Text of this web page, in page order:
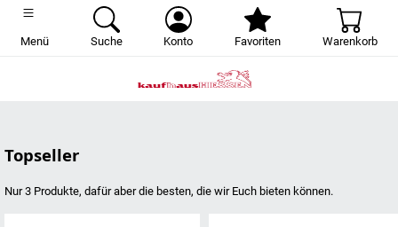
Menü Suche Konto Favoriten Warenkorb
Startseite
Topseller
Nur 3 Produkte, dafür aber die besten, die wir Euch bieten können.